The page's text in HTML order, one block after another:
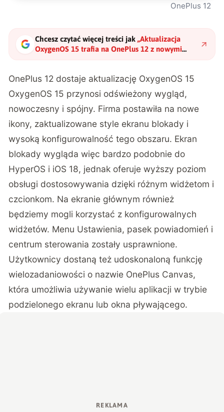
OnePlus 12
Chcesz czytać więcej treści jak „Aktualizacja
OxygenOS 15 trafia na OnePlus 12 z nowymi
funkcjami AI"?
OnePlus 12 dostaje aktualizację OxygenOS 15
OxygenOS 15 przynosi odświeżony wygląd,
nowoczesny i spójny. Firma postawiła na nowe
ikony, zaktualizowane style ekranu blokady i
wysoką konfigurowalność tego obszaru. Ekran
blokady wygląda więc bardzo podobnie do
HyperOS i iOS 18, jednak oferuje wyższy poziom
obsługi dostosowywania dzięki różnym widżetom i
czcionkom. Na ekranie głównym również
będziemy mogli korzystać z konfigurowalnych
widżetów. Menu Ustawienia, pasek powiadomień i
centrum sterowania zostały usprawnione.
Użytkownicy dostaną też udoskonaloną funkcję
wielozadaniowości o nazwie OnePlus Canvas,
która umożliwia używanie wielu aplikacji w trybie
podzielonego ekranu lub okna pływającego.